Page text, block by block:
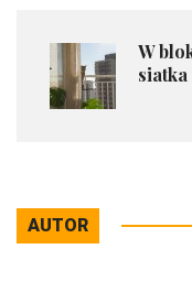
​W
siatka
AUTOR